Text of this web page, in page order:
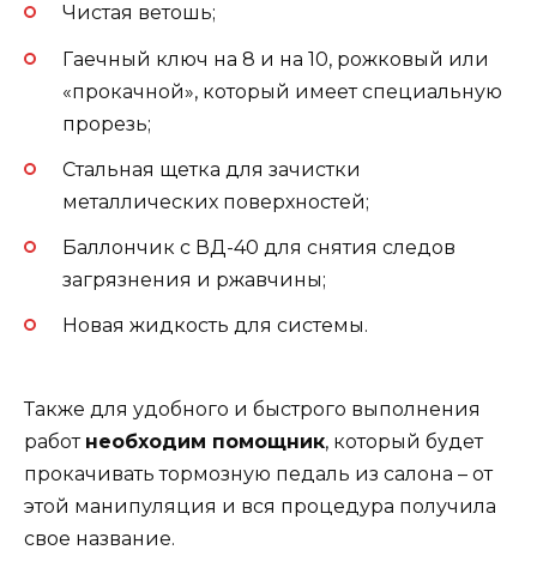
Чистая ветошь;
Гаечный ключ на 8 и на 10, рожковый или
«прокачной», который имеет специальную
прорезь;
Стальная щетка для зачистки
металлических поверхностей;
Баллончик с ВД-40 для снятия следов
загрязнения и ржавчины;
Новая жидкость для системы.
Также для удобного и быстрого выполнения
работ необходим помощник, который будет
прокачивать тормозную педаль из салона – от
этой манипуляция и вся процедура получила
свое название.